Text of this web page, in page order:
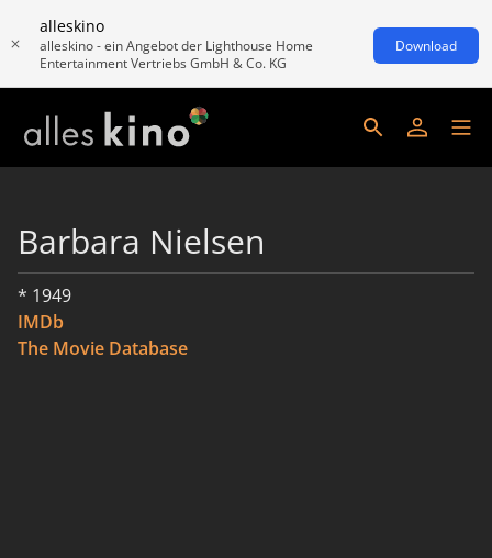
alleskino
alleskino - ein Angebot der Lighthouse Home
Entertainment Vertriebs GmbH & Co. KG
Download
Barbara Nielsen
* 1949
IMDb
The Movie Database